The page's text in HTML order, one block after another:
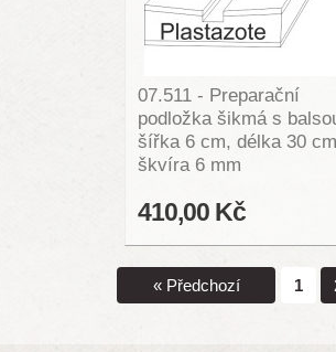
07.511 - Preparační
podložka šikmá s
šířka 6 cm, délka 30
škvíra 6 mm
410,00 Kč
« Předchozí 1